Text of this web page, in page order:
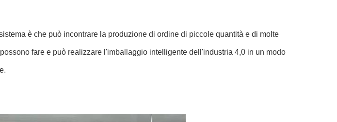
è che può incontrare la produzione di ordine di piccole quantità e di molte
fare e può realizzare l'imballaggio intelligente dell'industria 4,0 in un modo